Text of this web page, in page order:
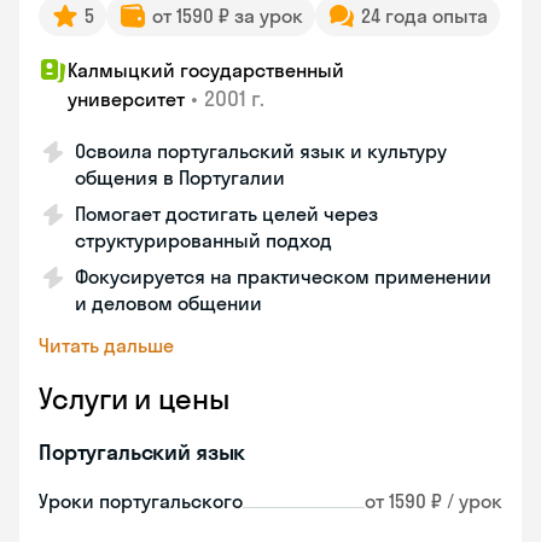
5 от 1590 ₽ за урок 24 года опыта
Калмыцкий государственный
университет • 2001 г.
Освоила португальский язык и культуру
общения в Португалии
Помогает достигать целей через
структурированный подход
Фокусируется на практическом применении
и деловом общении
Читать дальше
Услуги и цены
Португальский язык
Уроки португальского от 1590 ₽ / урок